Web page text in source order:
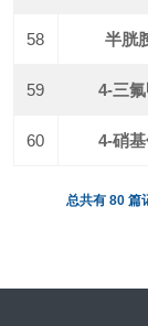
58 半胱
59 4-三
60 4-硝
总共有 80 篇